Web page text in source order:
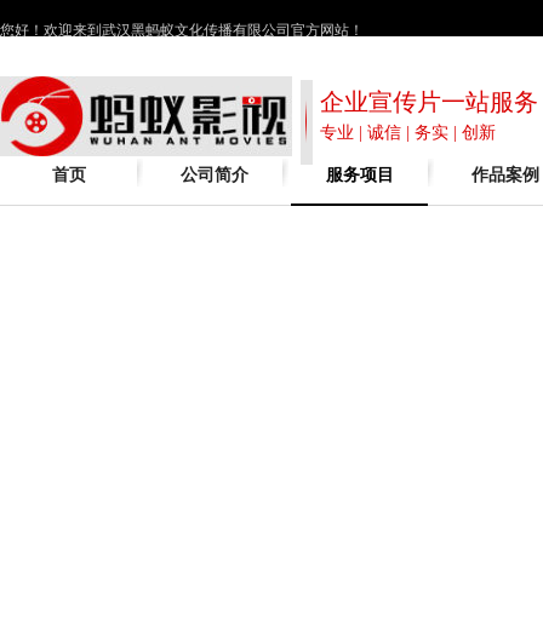
企业宣传片一站服务
专业 | 诚信 | 务实 | 创新
您好！欢迎来到武汉黑蚂蚁文化传播有限公司官方网站！
首页 公司简介 服务项目 作品案例